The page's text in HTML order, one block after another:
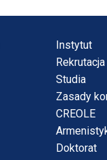
Instytut
Rekrutacja
Studia
Zasady
CREOLE
Doktorat